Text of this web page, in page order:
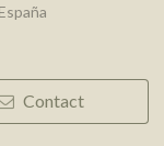
Contact